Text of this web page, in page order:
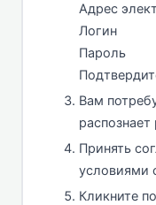
Адрес
Логин
Пароль
Вам
распознает
Принять
условиями
Кликните